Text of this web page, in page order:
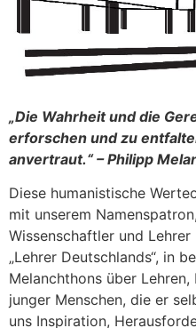
„Die Wahrheit und die
erforschen und zu
anvertraut.“ – Philipp
Diese humanistische
mit unserem
Wissenschaftler und
„Lehrer Deutschlands“, in
Melanchthons über
junger Menschen, die er
uns Inspiration,